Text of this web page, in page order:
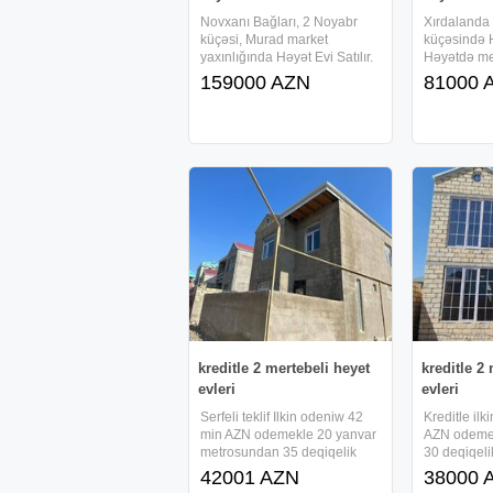
Novxanı Bağları, 2 Noyabr
küçəsi, Murad market
yaxınlığında Həyət Evi Satılır.
Ev 100kv, torpaq 4 sotdu.
Həyətdə çoxlu sayıda meyvə
uzağlıqdadir. Həm Evin, Həm
159000 AZN
küçəsində
Həyətdə
var. Yeni
81000
kreditle 2 mertebeli heyet
evleri
Serfeli teklif Ilkin odeniw 42
min AZN odemekle 20 yanvar
metrosundan 35 deqiqelik
mesafede Mehdiabadda
geden yolda marwrut yolunun
42001 AZN
kreditle 2
evleri
Kreditle
AZN
30
merkeze
mertebeli 4
38000